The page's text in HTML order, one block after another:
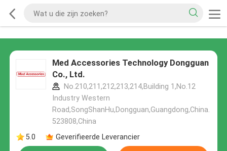
Med Accessories Technology Dongguan
Co., Ltd.
No.210,211,212,213,214,Building 1,No.12
Industry Western
Road,SongShanHu,Dongguan,Guangdong,China.
523808,China
5.0
Geverifieerde Leverancier